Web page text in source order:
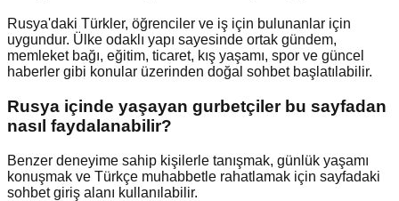
Rusya'daki Türkler, öğrenciler ve iş için bulunanlar için
uygundur. Ülke odaklı yapı sayesinde ortak gündem,
memleket bağı, eğitim, ticaret, kış yaşamı, spor ve güncel
haberler gibi konular üzerinden doğal sohbet başlatılabilir.
Rusya içinde yaşayan gurbetçiler bu sayfadan
nasıl faydalanabilir?
Benzer deneyime sahip kişilerle tanışmak, günlük yaşamı
konuşmak ve Türkçe muhabbetle rahatlamak için sayfadaki
sohbet giriş alanı kullanılabilir.